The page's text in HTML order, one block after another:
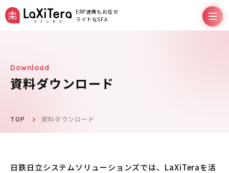
ERP連携もお任せ
ライトなSFA
機能
料金プラン
資料ダウンロード
TOP 資料ダウンロード
日鉄日立システムソリューションズでは、LaXiTeraを活